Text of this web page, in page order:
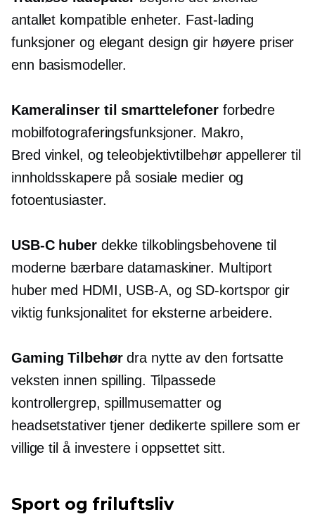
antallet kompatible enheter. Fast-lading
funksjoner og elegant design gir høyere priser
enn basismodeller.
Kameralinser til smarttelefonerforbedre
mobilfotograferingsfunksjoner. Makro,
Bred vinkel, og teleobjektivtilbehør appellerer til
innholdsskapere på sosiale medier og
fotoentusiaster.
USB-Chuberdekke tilkoblingsbehovene til
moderne bærbare datamaskiner. Multiport
huber med HDMI, USB-A, og SD-kortspor gir
viktig funksjonalitet for eksterne arbeidere.
Gaming Tilbehørdra nytte av den fortsatte
veksten innen spilling. Tilpassede
kontrollergrep, spillmusematter og
headsetstativer tjener dedikerte spillere som er
villige til å investere i oppsettet sitt.
Sport og friluftsliv